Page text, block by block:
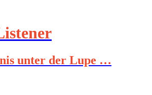
unter der Lupe …